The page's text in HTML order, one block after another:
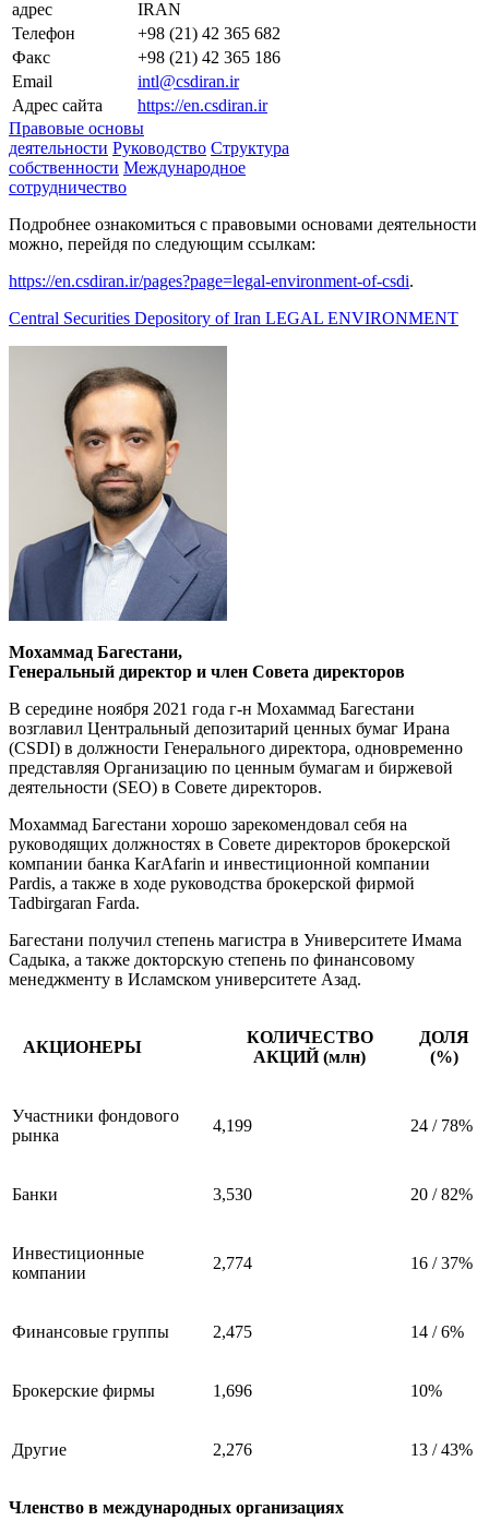
адрес
IRAN
Телефон
+98 (21) 42 365 682
Факс
+98 (21) 42 365 186
Email
intl@csdiran.ir
Адрес сайта
https://en.csdiran.ir
Правовые основы
деятельности Руководство Структура
собственности Международное
сотрудничество
Подробнее ознакомиться с правовыми основами деятельности
можно, перейдя по следующим ссылкам:
https://en.csdiran.ir/pages?page=legal-environment-of-csdi.
Central Securities Depository of Iran LEGAL ENVIRONMENT
Мохаммад Багестани,
Генеральный директор и член Совета директоров
В середине ноября 2021 года г-н Мохаммад Багестани
возглавил Центральный депозитарий ценных бумаг Ирана
(CSDI) в должности Генерального директора, одновременно
представляя Организацию по ценным бумагам и биржевой
деятельности (SEO) в Совете директоров.
Мохаммад Багестани хорошо зарекомендовал себя на
руководящих должностях в Совете директоров брокерской
компании банка KarAfarin и инвестиционной компании
Pardis, а также в ходе руководства брокерской фирмой
Tadbirgaran Farda.
Багестани получил степень магистра в Университете Имама
Садыка, а также докторскую степень по финансовому
менеджменту в Исламском университете Азад.
АКЦИОНЕРЫ
КОЛИЧЕСТВО
АКЦИЙ (млн)
ДОЛЯ
(%)
Участники фондового
рынка
4,199 24 / 78%
Банки 3,530 20 / 82%
Инвестиционные
компании
2,774 16 / 37%
Финансовые группы 2,475 14 / 6%
Брокерские фирмы 1,696 10%
Другие 2,276 13 / 43%
Членство в международных организациях